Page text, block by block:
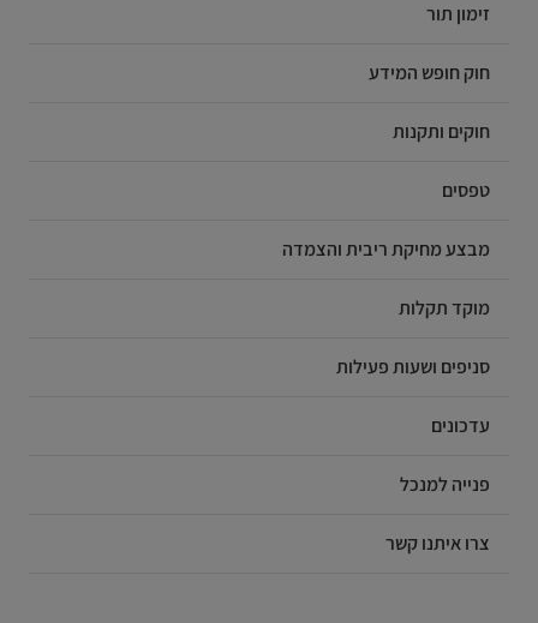
זימון תור
חוק חופש המידע
חוקים ותקנות
טפסים
מבצע מחיקת ריבית והצמדה
מוקד תקלות
סניפים ושעות פעילות
עדכונים
פנייה למנכל
צרו איתנו קשר